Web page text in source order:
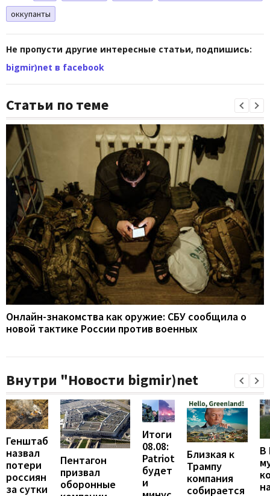
оккупанты
Не пропусти другие интересные статьи, подпишись:
bigmir)net в facebook
Статьи по теме
Онлайн-знакомства как оружие: СБУ сообщила о
новой тактике России против военных
Внутри "Новости bigmir)net
Генштаб
назвал
потери
россиян
за сутки
Пентагон
призвал
оборонные
Итоги
08.08:
Patriot
будет
и
Близкая к
Трампу
компания
собирается
В